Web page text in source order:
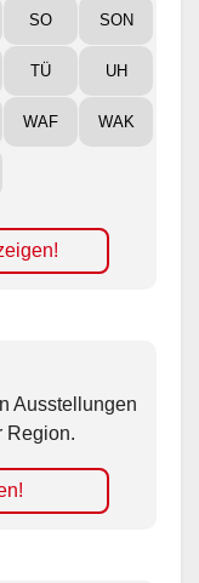
SO SON
TÜ UH
WAF WAK
Ausstellungen
Region.